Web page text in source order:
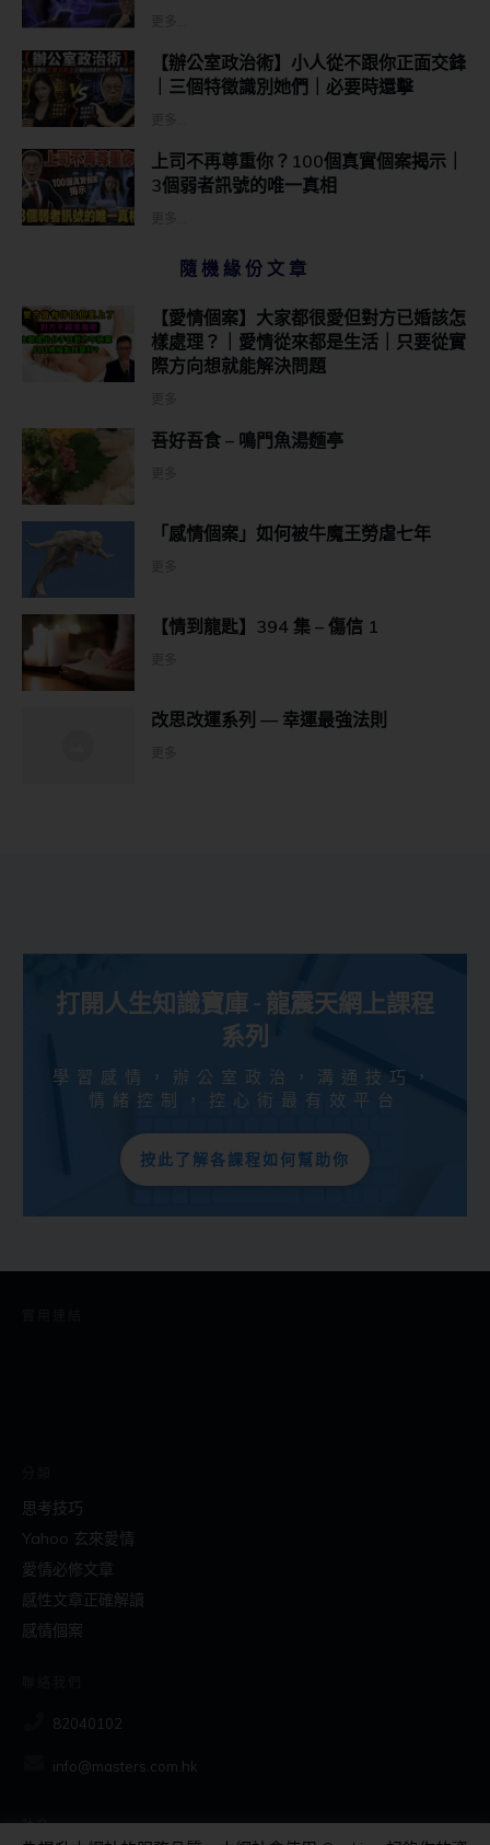
【辦公室政治術】小人從不跟你正面交鋒
｜三個特徵識別她們｜必要時還擊
上司不再尊重你？100個真實個案揭示｜
3個弱者訊號的唯一真相
隨機緣份文章
【愛情個案】大家都很愛但對方已婚該怎
樣處理？｜愛情從來都是生活｜只要從實
際方向想就能解決問題
吾好吾食 – 鳴門魚湯麵亭
「感情個案」如何被牛魔王勞虐七年
【情到龍匙】394 集 – 傷信 1
改思改運系列 — 幸運最強法則
打開人生知識寶庫 - 龍震天網上課程
系列
學習感情，辦公室政治，溝通技巧，
情緒控制，控心術最有效平台
按此了解各課程如何幫助你
思考技巧
Yahoo 玄來愛情
愛情必修文章
感性文章正確解讀
感情個案
82040102
info@masters.com.hk
社交